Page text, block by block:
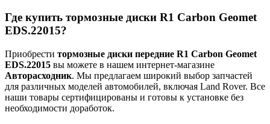
Где купить тормозные диски R1 Carbon Geomet
EDS.22015?
Приобрести тормозные диски передние R1 Carbon Geomet
EDS.22015 вы можете в нашем интернет-магазине
Авторасходник. Мы предлагаем широкий выбор запчастей
для различных моделей автомобилей, включая Land Rover. Все
наши товары сертифицированы и готовы к установке без
необходимости доработок.